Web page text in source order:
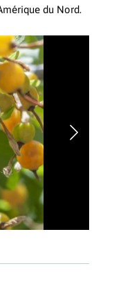
du Nord.